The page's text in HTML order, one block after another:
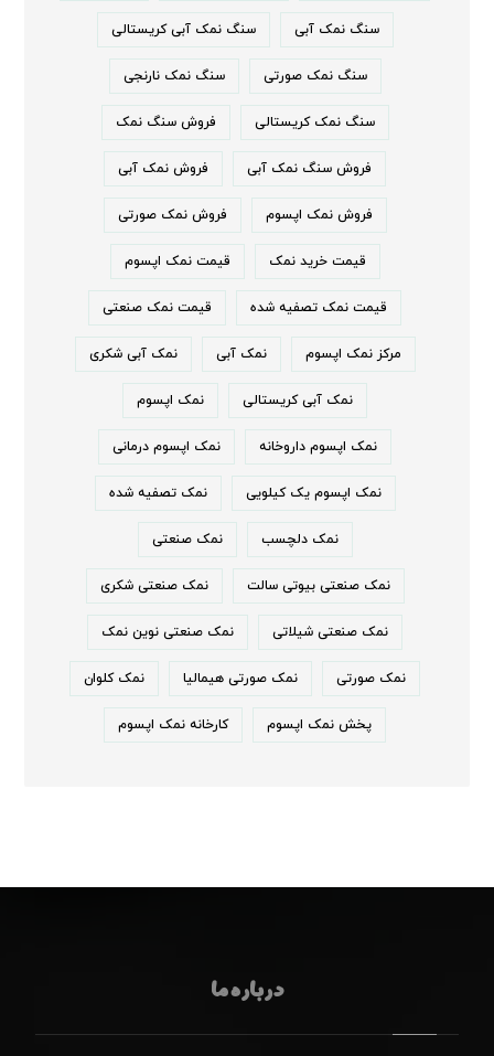
سنگ نمک آبی سنگ نمک آبی کریستالی
سنگ نمک صورتی سنگ نمک نارنجی
سنگ نمک کریستالی فروش سنگ نمک
فروش سنگ نمک آبی فروش نمک آبی
فروش نمک اپسوم فروش نمک صورتی
قیمت خرید نمک قیمت نمک اپسوم
قیمت نمک تصفیه شده قیمت نمک صنعتی
مرکز نمک اپسوم نمک آبی نمک آبی شکری
نمک آبی کریستالی نمک اپسوم
نمک اپسوم داروخانه نمک اپسوم درمانی
نمک اپسوم یک کیلویی نمک تصفیه شده
نمک دلچسب نمک صنعتی
نمک صنعتی بیوتی سالت نمک صنعتی شکری
نمک صنعتی شیلاتی نمک صنعتی نوین نمک
نمک صورتی نمک صورتی هیمالیا نمک کلوان
پخش نمک اپسوم کارخانه نمک اپسوم
درباره ما